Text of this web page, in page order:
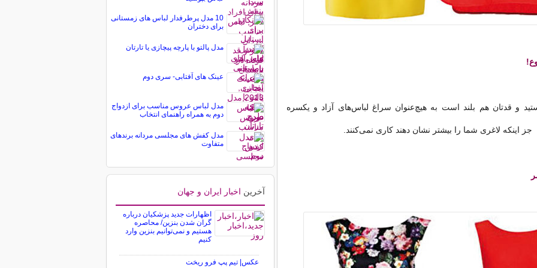
و قدتان هم بلند است به هیچ‌عنوان سراغ لباس‌های آزاد و یکسره
جز اینکه لاغری شما را بیشتر نشان دهند کاری نمی‌کنند.
10 مدل پرطرفدار لباس های زمستانی
برای دختران
مدل پالتو با پارچه پیچازی یا تارتان
عینک های آفتابی- سری دوم
مدل لباس عروس مناسب برای ازدواج
دوم به همراه راهنمای انتخاب
مدل کفش های مجلسی مردانه برندهای
متفاوت
آخرین اخبار ایران و جهان
اظهارات جدید پزشکیان درباره
گران شدن بنزین/ محاصره
هستیم و نمی‌توانیم بنزین وارد
کنیم
عکس| تیم پپ فرو ریخت